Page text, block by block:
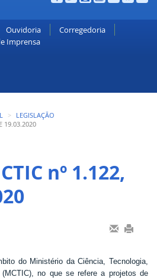
dos Direitos Humanos
Ouvidoria
Corregedoria
Imprensa
LEGISLAÇÃO
19.03.2020
nº 1.122,
do Ministério da Ciência, Tecnologia,
(MCTIC), no que se refere a projetos de